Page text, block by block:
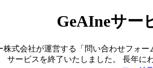
GeAIneサー
株式会社が運営する「問い合わせフォ
サービスを終了いたしました。 長年に